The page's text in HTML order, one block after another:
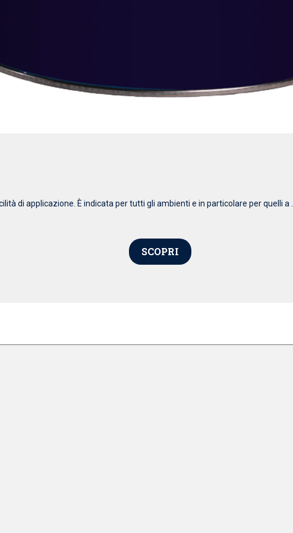
di applicazione. È indicata per tutti gli ambienti e in particolare per quelli a
SCOPRI